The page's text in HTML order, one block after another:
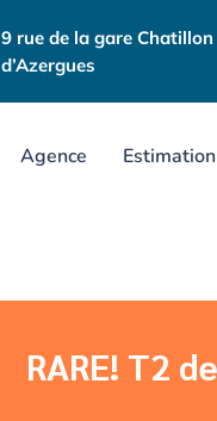
9 rue de la gare Chatillon
d’Azergues
Agence Estimation
RARE! T2